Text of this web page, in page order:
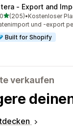
‑ Export and
von 5 Sternen
(205)
Rezensionen
•Kostenloser
und -export
Built for Shopify
verkaufen